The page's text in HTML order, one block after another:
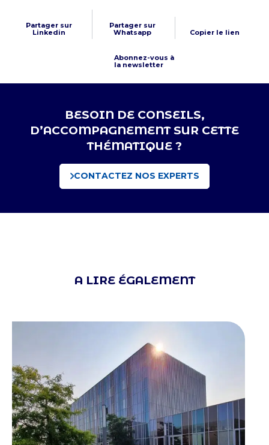
Partager sur
Linkedin
Partager sur
Whatsapp
Copier le lien
Abonnez-vous à
la newsletter
BESOIN DE CONSEILS,
D’ACCOMPAGNEMENT SUR CETTE
THÉMATIQUE ?
CONTACTEZ NOS EXPERTS
A LIRE ÉGALEMENT